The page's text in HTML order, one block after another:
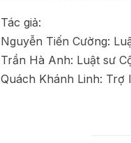
Tác giả:
Nguyễn Tiến Cường:
Trần Hà Anh: Luật sư
Quách Khánh Linh: Trợ